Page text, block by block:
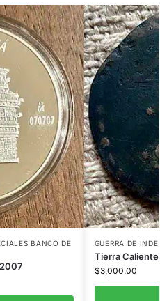
BANCO DE
GUERRA DE
Tierra
$3,000.00